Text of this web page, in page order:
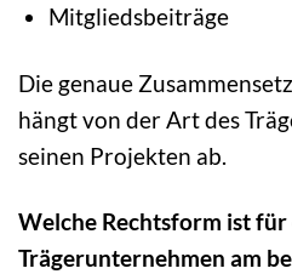
Mitgliedsbeiträge
Die genaue
hängt von der Art des
seinen Projekten ab.
Welche Rechtsform ist für
Trägerunternehmen am